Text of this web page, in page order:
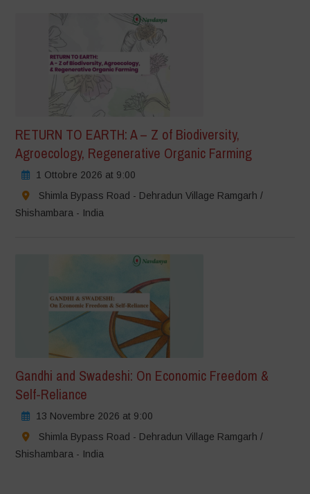
RETURN TO EARTH: A – Z of Biodiversity,
Agroecology, Regenerative Organic Farming
1 Ottobre 2026 at 9:00
Shimla Bypass Road - Dehradun Village Ramgarh /
Shishambara - India
Gandhi and Swadeshi: On Economic Freedom &
Self-Reliance
13 Novembre 2026 at 9:00
Shimla Bypass Road - Dehradun Village Ramgarh /
Shishambara - India